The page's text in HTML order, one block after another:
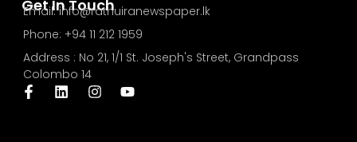
Get In Touch
Email: info@rathuiranewspaper.lk
Phone: +94 11 212 1959
Address : No 21, 1/1 St. Joseph's Street, Grandpass
Colombo 14